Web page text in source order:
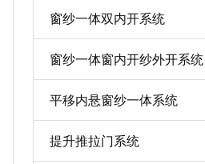
窗纱一体双内开系统
窗纱一体窗内开纱外开系统
平移内悬窗纱一体系统
提升推拉门系统